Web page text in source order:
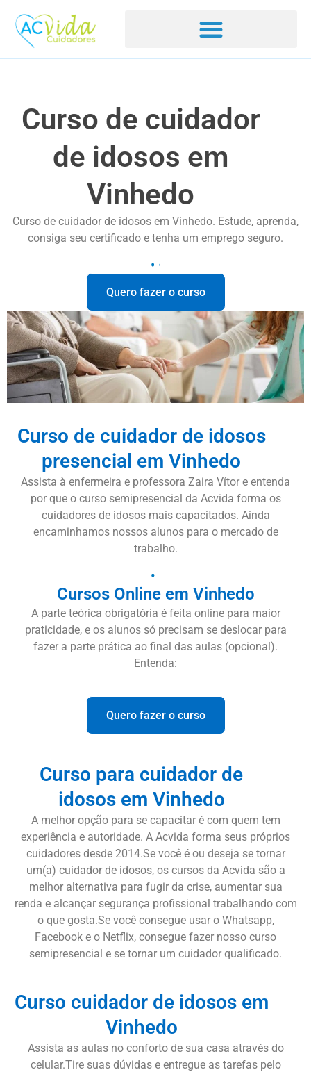
Curso de cuidador
de idosos em
Vinhedo
Curso de cuidador de idosos em Vinhedo. Estude, aprenda,
consiga seu certificado e tenha um emprego seguro.
Quero fazer o curso
Curso de cuidador de idosos
presencial em Vinhedo
Assista à enfermeira e professora Zaira Vítor e entenda
por que o curso semipresencial da Acvida forma os
cuidadores de idosos mais capacitados. Ainda
encaminhamos nossos alunos para o mercado de
trabalho.
Cursos Online em Vinhedo
A parte teórica obrigatória é feita online para maior
praticidade, e os alunos só precisam se deslocar para
fazer a parte prática ao final das aulas (opcional).
Entenda:
Quero fazer o curso
Curso para cuidador de
idosos em Vinhedo
A melhor opção para se capacitar é com quem tem
experiência e autoridade. A Acvida forma seus próprios
cuidadores desde 2014.Se você é ou deseja se tornar
um(a) cuidador de idosos, os cursos da Acvida são a
melhor alternativa para fugir da crise, aumentar sua
renda e alcançar segurança profissional trabalhando com
o que gosta.Se você consegue usar o Whatsapp,
Facebook e o Netflix, consegue fazer nosso curso
semipresencial e se tornar um cuidador qualificado.
Curso cuidador de idosos em
Vinhedo
Assista as aulas no conforto de sua casa através do
celular.Tire suas dúvidas e entregue as tarefas pelo